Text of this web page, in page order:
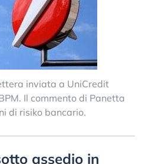
inviata a UniCredit
Il commento di Panetta
di risiko bancario.
assedio in